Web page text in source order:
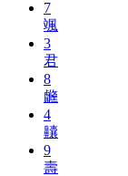
7
颯
3
君
8
虪
4
齉
9
壽